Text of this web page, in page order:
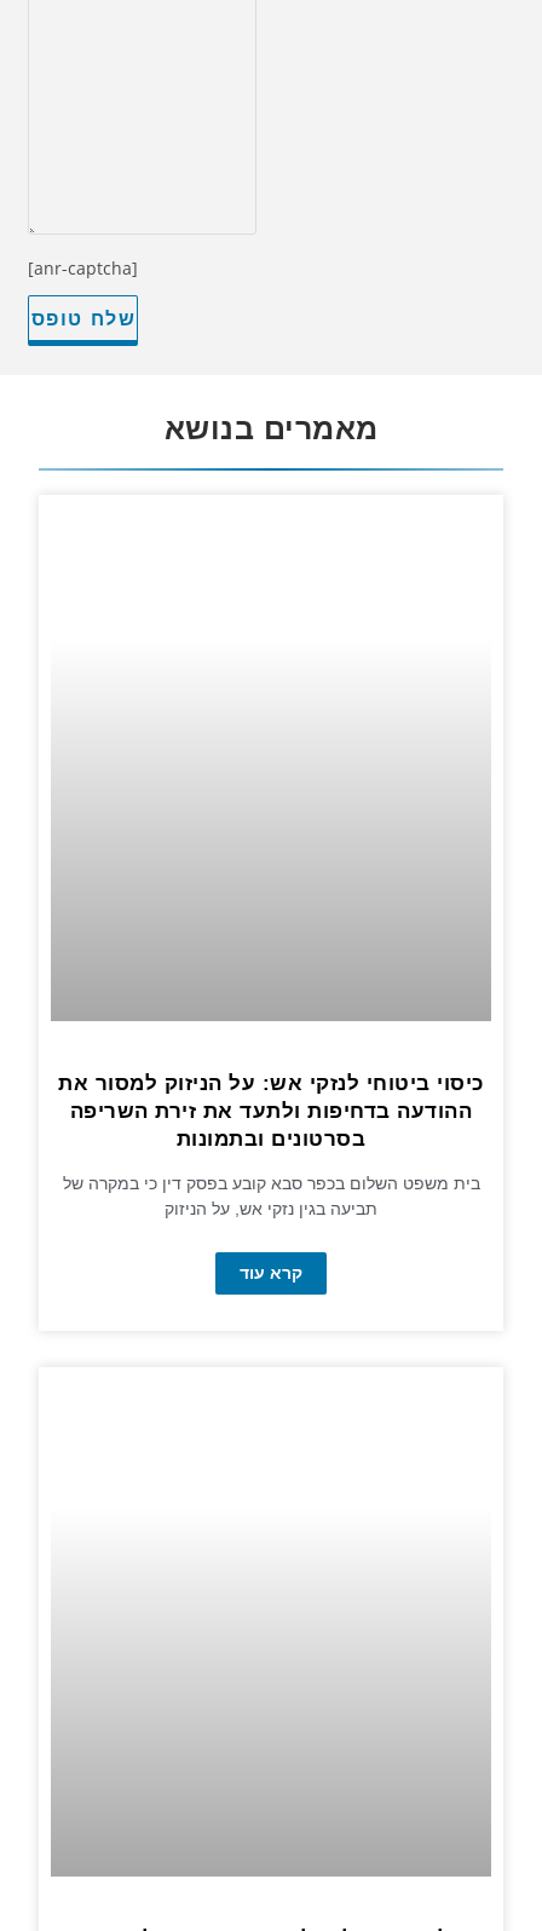
[anr-captcha]
מאמרים בנושא
כיסוי ביטוחי לנזקי אש: על הניזוק למסור את
ההודעה בדחיפות ולתעד את זירת השריפה
בסרטונים ובתמונות
בית משפט השלום בכפר סבא קובע בפסק דין כי במקרה של
תביעה בגין נזקי אש, על הניזוק
קרא עוד